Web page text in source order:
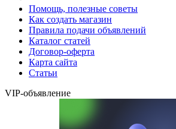
Помощь, полезные советы
Как создать магазин
Правила подачи объявлений
Каталог статей
Договор-оферта
Карта сайта
Статьи
VIP-объявление